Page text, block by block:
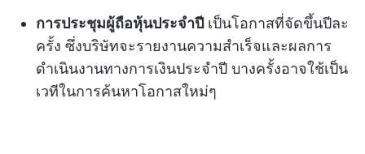
การประชุมผู้ถือหุ้นประจำปี เป็นโอกาสที่จัดขึ้นปีละ
ครั้ง ซึ่งบริษัทจะรายงานความสำเร็จและผลการ
ดำเนินงานทางการเงินประจำปี บางครั้งอาจใช้เป็น
เวทีในการค้นหาโอกาสใหม่ๆ